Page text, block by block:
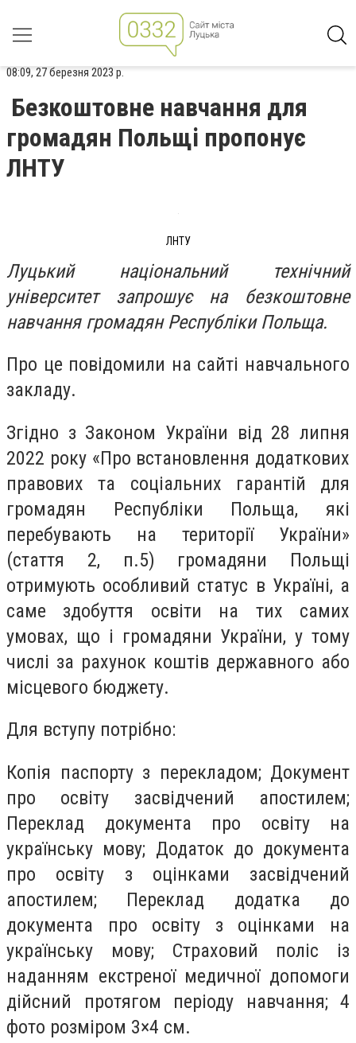
08:09, 27 березня 2023 р.
Безкоштовне навчання для
громадян Польщі пропонує
ЛНТУ
ЛНТУ
Луцький національний технічний
університет запрошує на безкоштовне
навчання громадян Республіки Польща.
Про це повідомили на сайті навчального
закладу.
Згідно з Законом України від 28 липня
2022 року «Про встановлення додаткових
правових та соціальних гарантій для
громадян Республіки Польща, які
перебувають на території України»
(стаття 2, п.5) громадяни Польщі
отримують особливий статус в Україні, а
саме здобуття освіти на тих самих
умовах, що і громадяни України, у тому
числі за рахунок коштів державного або
місцевого бюджету.
Для вступу потрібно:
Копія паспорту з перекладом; Документ
про освіту засвідчений апостилем;
Переклад документа про освіту на
українську мову; Додаток до документа
про освіту з оцінками засвідчений
апостилем; Переклад додатка до
документа про освіту з оцінками на
українську мову; Страховий поліс із
наданням екстреної медичної допомоги
дійсний протягом періоду навчання; 4
фото розміром 3×4 см.